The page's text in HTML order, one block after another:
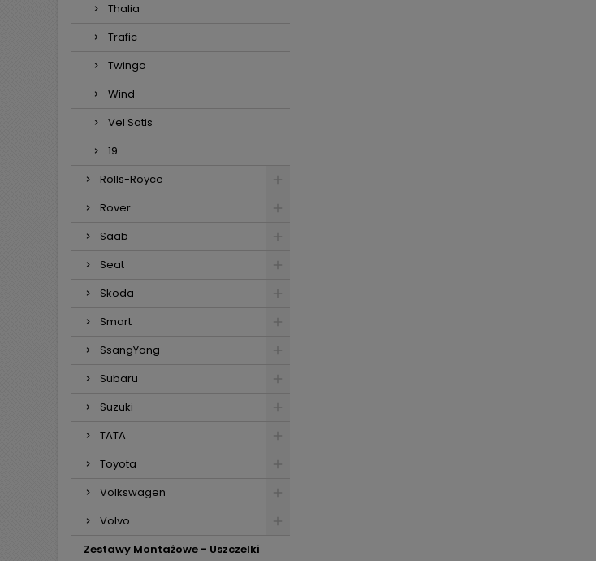
Thalia
Trafic
Twingo
Wind
Vel Satis
19
Rolls-Royce
Rover
Saab
Seat
Skoda
Smart
SsangYong
Subaru
Suzuki
TATA
Toyota
Volkswagen
Volvo
Zestawy Montażowe - Uszczelki